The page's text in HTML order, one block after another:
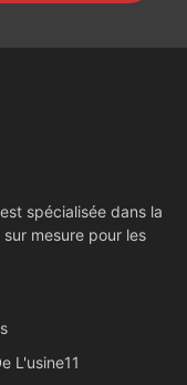
spécialisée dans la
mesure pour les
L'usine11